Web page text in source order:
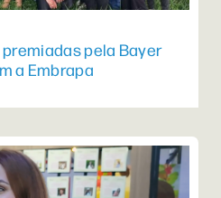
pela Bayer
a Embrapa